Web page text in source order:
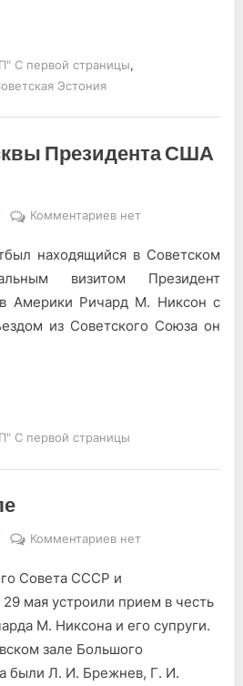
С первой страницы,
Эстония
Президента США
Комментариевк
Отъезд
из
Москвы
США
нет
находящийся в Советском
визитом Президент
Америки Ричард М. Никсон с
из Советского Союза он
С первой страницы
Комментариевк
Прием
в
нет
Совета СССР и
мая устроили прием в честь
М. Никсона и его супруги.
зале Большого
были Л. И. Брежнев, Г. И.